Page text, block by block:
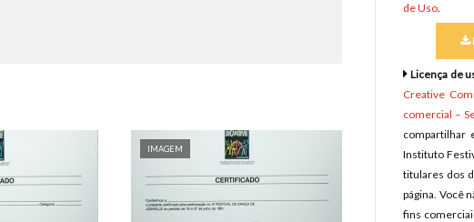
IMAGEM
de Uso.
Licença de
Creative
comercial –
compartilhar
Instituto
titulares dos
página. Você
fins